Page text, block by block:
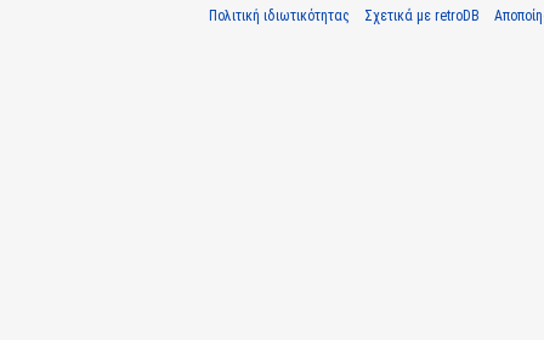
Πολιτική ιδιωτικότητας Σχετικά με retroDB